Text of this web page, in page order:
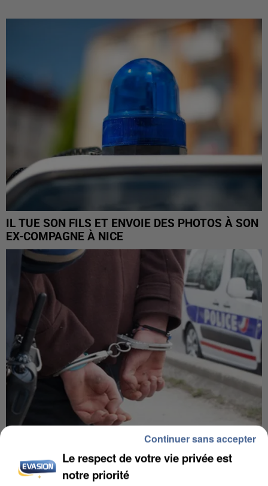
IL TUE SON FILS ET ENVOIE DES PHOTOS À SON
EX-COMPAGNE À NICE
L’UN DES FONDATEURS SUPPOSÉS DE LA DZ
MAFIA INTERPELLÉ EN ALGÉRIE
Le respect de votre vie privée est
notre priorité
Continuer sans accepter